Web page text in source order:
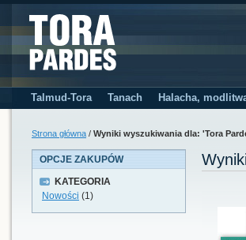
Talmud-Tora Tanach Halacha,
Strona główna / Wyniki wyszukiwania dla: 'Tora
OPCJE ZAKUPÓW
KATEGORIA
Nowości (1)